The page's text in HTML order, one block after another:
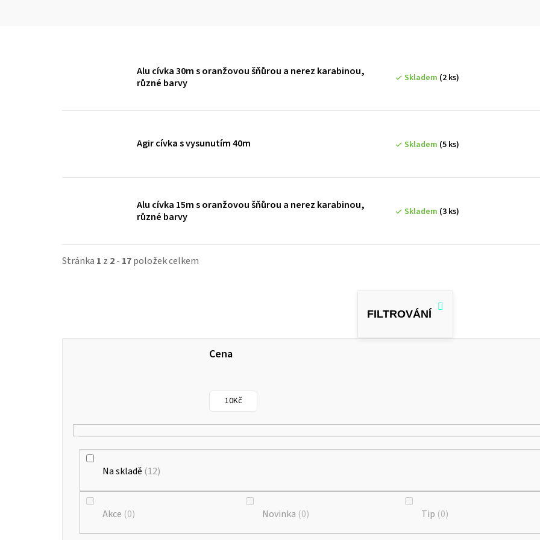
Alu cívka 30m s oranžovou šňůrou a nerez karabinou,
různé barvy
Skladem (2 ks)
Agir cívka s vysunutím 40m Skladem (5 ks)
Alu cívka 15m s oranžovou šňůrou a nerez karabinou,
různé barvy
Skladem (3 ks)
Stránka 1 z 2- 17položek celkem
Cena
10Kč
Na skladě 12
Akce 0 Novinka 0 Tip 0